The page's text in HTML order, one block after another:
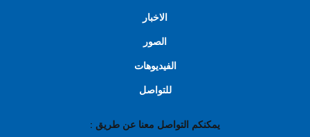
الاخبار
الصور
الفيديوهات
للتواصل
يمكنكم التواصل معنا عن طريق :